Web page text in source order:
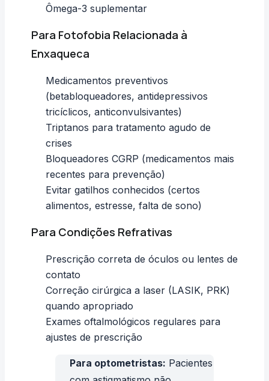
Ômega-3 suplementar
Para Fotofobia Relacionada à
Enxaqueca
Medicamentos preventivos
(betabloqueadores, antidepressivos
tricíclicos, anticonvulsivantes)
Triptanos para tratamento agudo de
crises
Bloqueadores CGRP (medicamentos mais
recentes para prevenção)
Evitar gatilhos conhecidos (certos
alimentos, estresse, falta de sono)
Para Condições Refrativas
Prescrição correta de óculos ou lentes de
contato
Correção cirúrgica a laser (LASIK, PRK)
quando apropriado
Exames oftalmológicos regulares para
ajustes de prescrição
Para optometristas: Pacientes